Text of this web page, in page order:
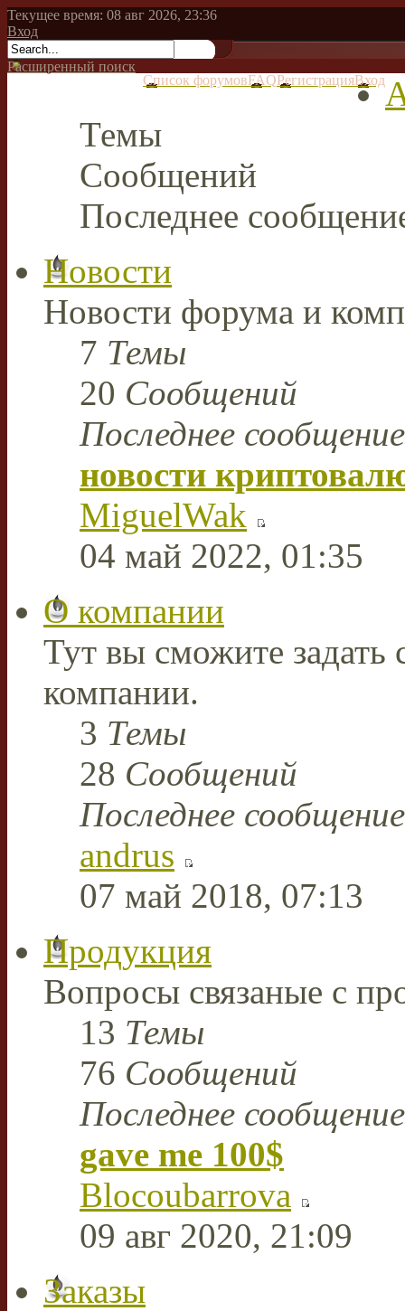
Текущее время: 08 авг 2026, 23:36
Вход
Расширенный поиск
Список форумовFAQРегистрацияВход
Темы
Сообщений
Последнее
Новости
Новости форума и
7 Темы
20 Сообщений
Последнее сообщение
новости
MiguelWak
04 май 2022, 01:35
О компании
Тут вы сможите
компании.
3 Темы
28 Сообщений
Последнее сообщение
andrus
07 май 2018, 07:13
Продукция
Вопросы связаные с
13 Темы
76 Сообщений
Последнее сообщение
gave me 100$
Blocoubarrova
09 авг 2020, 21:09
Заказы